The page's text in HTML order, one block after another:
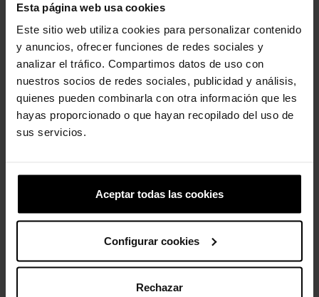
Esta página web usa cookies
Este sitio web utiliza cookies para personalizar contenido
y anuncios, ofrecer funciones de redes sociales y
analizar el tráfico. Compartimos datos de uso con
nuestros socios de redes sociales, publicidad y análisis,
quienes pueden combinarla con otra información que les
hayas proporcionado o que hayan recopilado del uso de
sus servicios.
Aceptar todas las cookies
Configurar cookies
Rechazar
-20%
4 outros produtos na mesma